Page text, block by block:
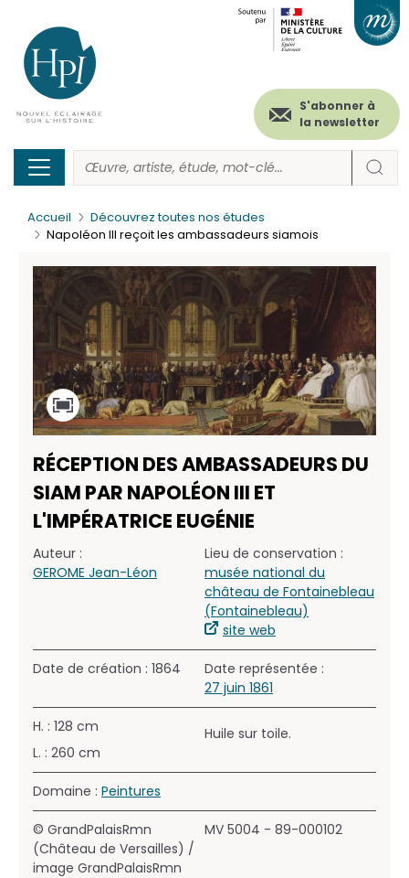
contenu
principal
Menu
secondaire
(header)
S'abonner à
la newsletter
Accueil
Découvrez toutes nos études
Napoléon III reçoit les ambassadeurs siamois
RÉCEPTION DES AMBASSADEURS DU
SIAM PAR NAPOLÉON III ET
L'IMPÉRATRICE EUGÉNIE
Auteur :
GEROME Jean-Léon
Lieu de conservation :
musée national du
château de Fontainebleau
(Fontainebleau)
site web
Date de création : 1864
Date représentée :
27 juin 1861
H. : 128 cm
L. : 260 cm
Huile sur toile.
Domaine : Peintures
© GrandPalaisRmn
(Château de Versailles) /
image GrandPalaisRmn
MV 5004 - 89-000102